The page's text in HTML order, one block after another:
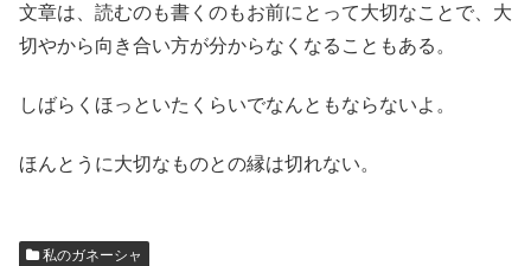
文章は、読むのも書くのもお前にとって大切なことで、大
切やから向き合い方が分からなくなることもある。
しばらくほっといたくらいでなんともならないよ。
ほんとうに大切なものとの縁は切れない。
私のガネーシャ